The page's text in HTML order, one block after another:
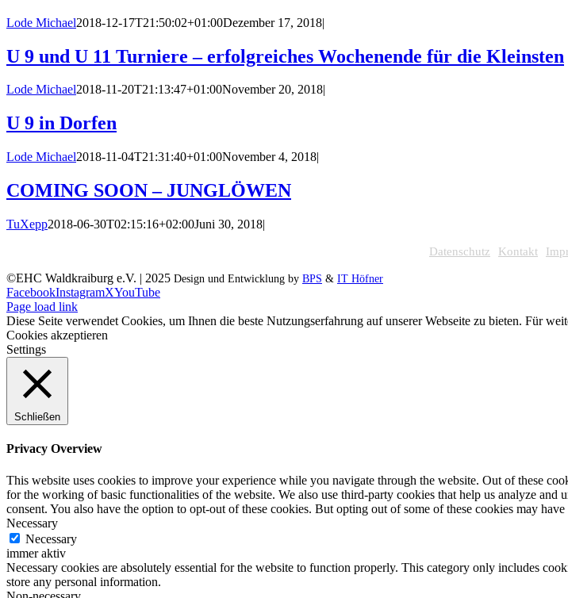
Lode Michael2018-12-17T21:50:02+01:00Dezember 17, 2018|
U 9 und U 11 Turniere – erfolgreiches Wochenende für die Kleinsten
Lode Michael2018-11-20T21:13:47+01:00November 20, 2018|
U 9 in Dorfen
Lode Michael2018-11-04T21:31:40+01:00November 4, 2018|
COMING SOON – JUNGLÖWEN
TuXepp2018-06-30T02:15:16+02:00Juni 30, 2018|
Datenschutz Kontakt
©EHC Waldkraiburg e.V. | 2025 Design und Entwicklung by BPS & IT Höfner
FacebookInstagramXYouTube
Page load link
Diese Seite verwendet Cookies, um Ihnen die beste Nutzungserfahrung auf unserer Webseite zu bieten. Für
Cookies akzeptieren
Settings
Schließen
Privacy Overview
This website uses cookies to improve your experience while you navigate through the website. Out of these
for the working of basic functionalities of the website. We also use third-party cookies that help us analyze
consent. You also have the option to opt-out of these cookies. But opting out of some of these cookies may
Necessary
Necessary
immer aktiv
Necessary cookies are absolutely essential for the website to function properly. This category only includes
store any personal information.